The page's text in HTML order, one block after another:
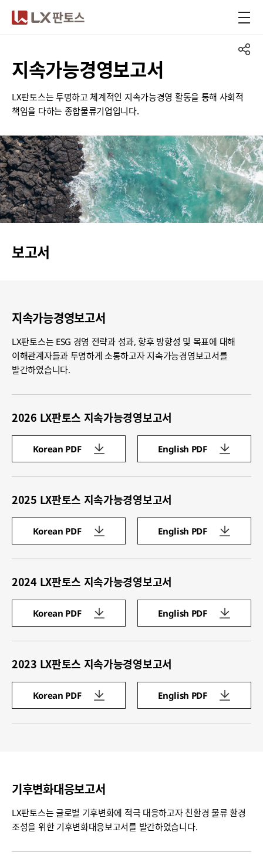
지속가능경영보고서
LX판토스는 투명하고 체계적인 지속가능경영 활동을 통해 사회적
책임을 다하는 종합물류기업입니다.
보고서
지속가능경영보고서
LX판토스는 ESG 경영 전략과 성과, 향후 방향성 및 목표에 대해
이해관계자들과 투명하게 소통하고자 지속가능경영보고서를
발간하였습니다.
2026 LX판토스 지속가능경영보고서
Korean PDF English PDF
2025 LX판토스 지속가능경영보고서
Korean PDF English PDF
2024 LX판토스 지속가능경영보고서
Korean PDF English PDF
2023 LX판토스 지속가능경영보고서
Korean PDF English PDF
기후변화대응보고서
LX판토스는 글로벌 기후변화에 적극 대응하고자 친환경 물류 환경
조성을 위한 기후변화대응보고서를 발간하였습니다.